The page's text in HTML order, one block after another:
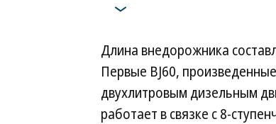
Длина внедорожника
Первые BJ60,
двухлитровым дизельным
работает в связке с 8-